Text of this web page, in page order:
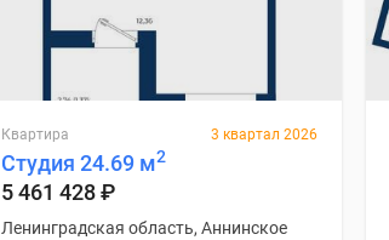
Квартира 3 квартал 2026
Студия 24.69 м2
5 461 428₽
Ленинградская область, Аннинское